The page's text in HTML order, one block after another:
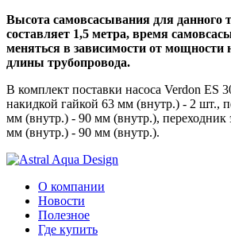
Высота самовсасывания для данного
составляет 1,5 метра, время
меняться в зависимости от мощности
длины трубопровода.
В комплект поставки насоса Verdon ES
накидкой гайкой 63 мм (внутр.) - 2 шт.,
мм (внутр.) - 90 мм (внутр.), переходник
мм (внутр.) - 90 мм (внутр.).
О компании
Новости
Полезное
Где купить